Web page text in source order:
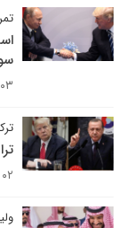
۰۳ مرداد ۱۳۹۶
۰۲ مرداد ۱۳۹۶